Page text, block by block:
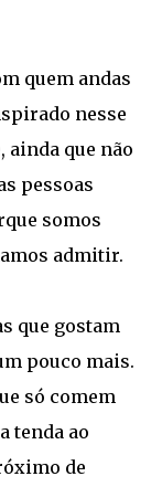
quem andas
nesse
que não
pessoas
somos
admitir.
que gostam
pouco mais.
só comem
tenda ao
de